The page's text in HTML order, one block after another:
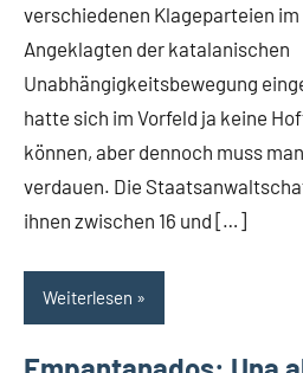
verschiedenen Klageparteien im
Angeklagten der katalanischen
Unabhängigkeitsbewegung
hatte sich im Vorfeld ja keine
können, aber dennoch muss
verdauen. Die
ihnen zwischen 16 und […]
Weiterlesen